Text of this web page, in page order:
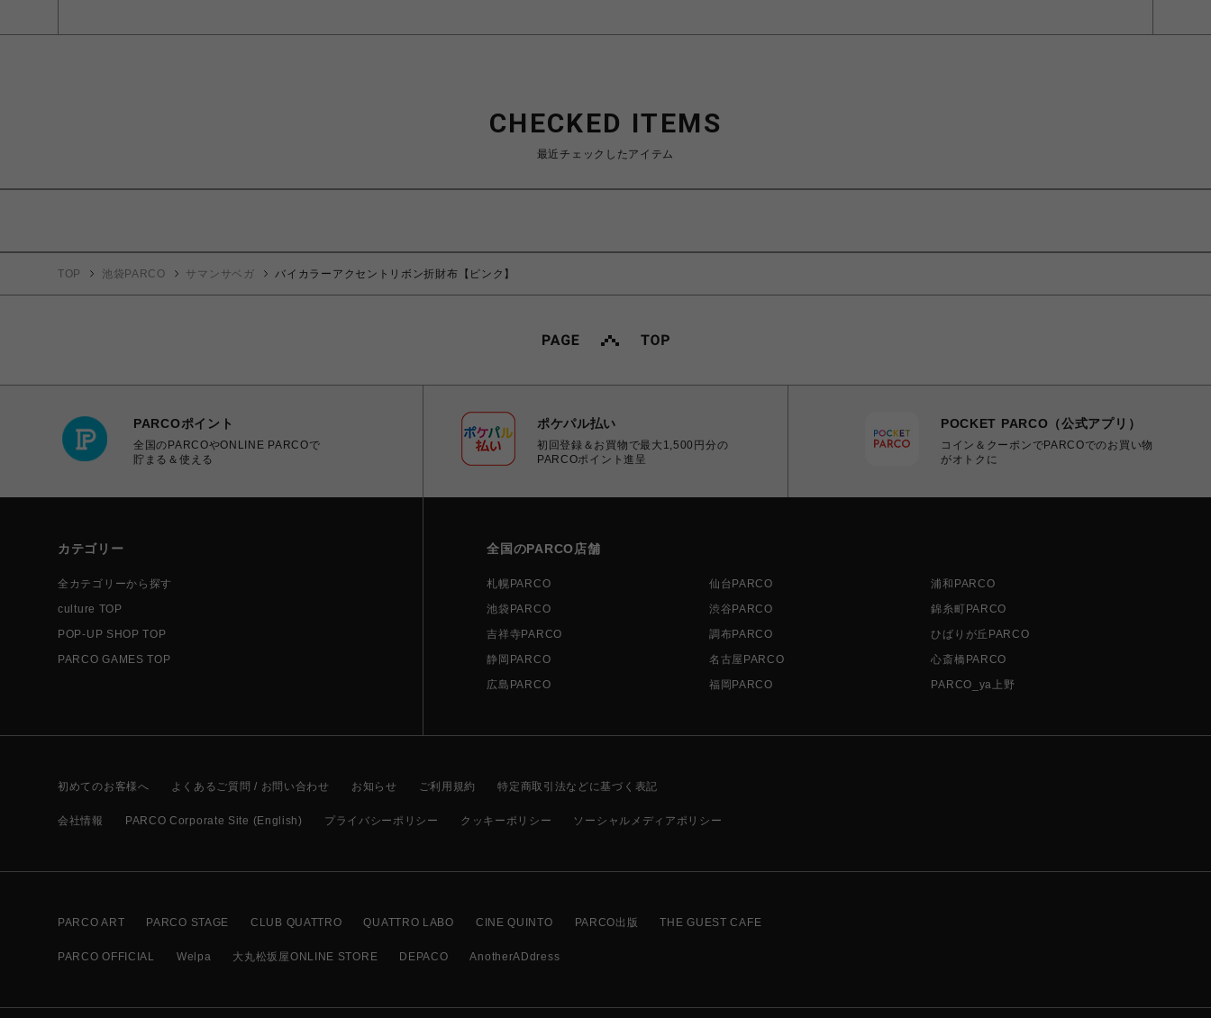
CHECKED ITEMS
最近チェックしたアイテム
TOP 池袋PARCO サマンサベガ バイカラーアクセントリボン折財布【ピンク】
PARCOポイント
全国のPARCOやONLINE PARCOで
貯まる＆使える
ポケパル払い
初回登録＆お買物で最大1,500円分の
PARCOポイント進呈
POCKET PARCO（公式アプリ）
コイン＆クーポンでPARCOでのお買い物
がオトクに
カテゴリー
全カテゴリーから探す
culture TOP
POP-UP SHOP TOP
PARCO GAMES TOP
全国のPARCO店舗
札幌PARCO 仙台PARCO
浦和PARCO
池袋PARCO
渋谷PARCO
錦糸町PARCO
吉祥寺PARCO
調布PARCO
ひばりが丘PARCO
静岡PARCO
名古屋PARCO
心斎橋PARCO
広島PARCO
福岡PARCO PARCO_ya上野
初めてのお客様へ よくあるご質問 / お問い合わせ お知らせ ご利用規約 特定商取引法などに基づく表記
会社情報 PARCO Corporate Site (English) プライバシーポリシー クッキーポリシー ソーシャルメディアポリシー
PARCO ART PARCO STAGE CLUB QUATTRO QUATTRO LABO CINE QUINTO PARCO出版 THE GUEST CAFE
PARCO OFFICIAL Welpa 大丸松坂屋ONLINE STORE DEPACO AnotherADdress